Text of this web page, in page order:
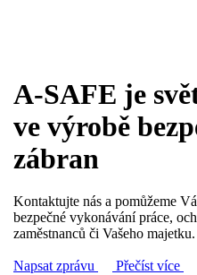
A-SAFE je
ve výrobě
zábran
Kontaktujte nás a pomůžeme
bezpečné vykonávání práce,
zaměstnanců či Vašeho majetku.
Napsat zprávu Přečíst více